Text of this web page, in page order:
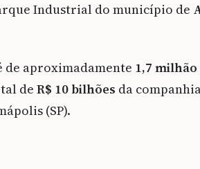
Industrial do município de
de aproximadamente 1,7 milhão
de R$ 10 bilhões da
(SP).